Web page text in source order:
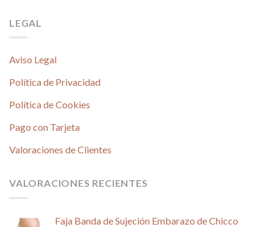
LEGAL
Aviso Legal
Política de Privacidad
Política de Cookies
Pago con Tarjeta
Valoraciones de Clientes
VALORACIONES RECIENTES
Faja Banda de Sujeción Embarazo de Chicco